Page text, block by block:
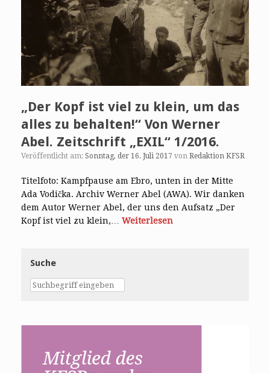
„Der Kopf ist viel zu klein, um das
alles zu behalten!“ Von Werner
Abel. Zeitschrift „EXIL“ 1/2016.
Veröffentlicht am: Sonntag, der 16. Juli 2017 von Redaktion KFSR
Titelfoto: Kampfpause am Ebro, unten in der Mitte
Ada Vodička. Archiv Werner Abel (AWA). Wir danken
dem Autor Werner Abel, der uns den Aufsatz „Der
Kopf ist viel zu klein,… Weiterlesen
Suche